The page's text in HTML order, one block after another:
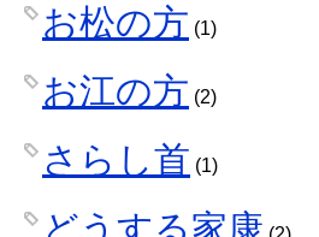
お松の方 (1)
お江の方 (2)
さらし首 (1)
どうする家康